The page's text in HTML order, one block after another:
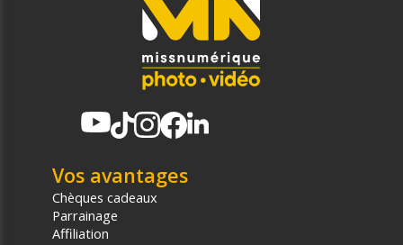
Vos avantages
Chèques cadeaux
Parrainage
Affiliation